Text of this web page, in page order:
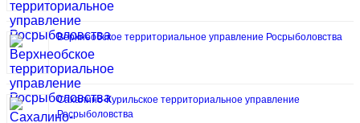
Верхнеобское территориальное управление Росрыболовства
Сахалино-Курильское территориальное управление
Росрыболовства